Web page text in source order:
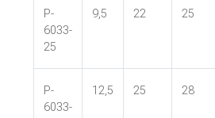
P-
6033-
25
9,5 22 25
P-
6033-
12,5 25 28